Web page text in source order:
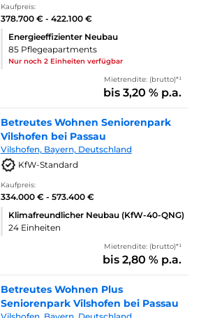
Kaufpreis:
378.700 € - 422.100 €
Energieeffizienter Neubau
85 Pflegeapartments
Nur noch 2 Einheiten verfügbar
Mietrendite: (brutto)*¹
bis 3,20 % p.a.
Betreutes Wohnen Seniorenpark
Vilshofen bei Passau
Vilshofen, Bayern, Deutschland
KfW-Standard
Kaufpreis:
334.000 € - 573.400 €
Klimafreundlicher Neubau (KfW-40-QNG)
24 Einheiten
Mietrendite: (brutto)*¹
bis 2,80 % p.a.
Betreutes Wohnen Plus
Seniorenpark Vilshofen bei Passau